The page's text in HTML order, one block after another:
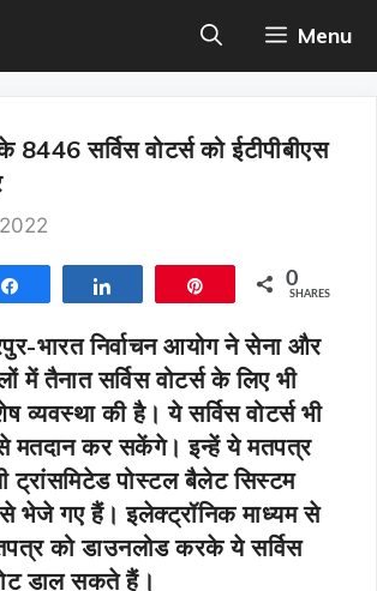
Menu
8446 सर्विस वोटर्स को ईटीपीबीएस
0
SHARES
-भारत निर्वाचन आयोग ने सेना और
में तैनात सर्विस वोटर्स के लिए भी
व्यवस्था की है। ये सर्विस वोटर्स भी
मतदान कर सकेंगे। इन्हें ये मतपत्र
ट्रांसमिटेड पोस्टल बैलेट सिस्टम
से भेजे गए हैं। इलेक्ट्रॉनिक माध्यम से
को डाउनलोड करके ये सर्विस
डाल सकते हैं।